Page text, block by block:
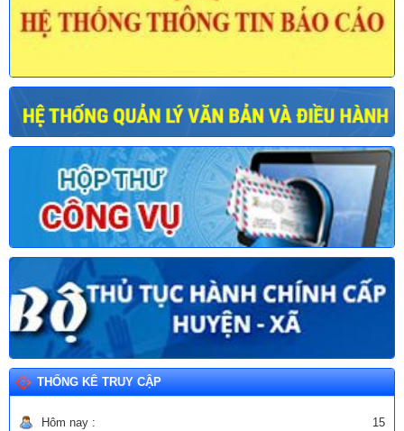
Ngày ban hành: (30/07/2026)
THỐNG KÊ TRUY CẬP
Hôm nay : 15